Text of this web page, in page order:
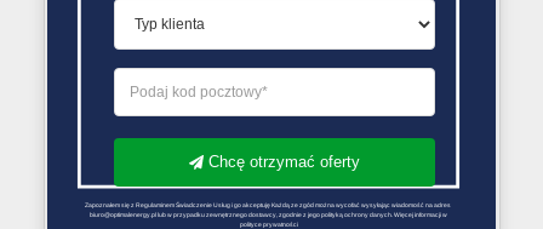
Chcę otrzymać oferty
Zapoznałem się z Regulaminem Świadczenie Usług i go akceptuję Każdą ze zgód można wycofać wysyłając wiadomość na adres
biuro@optimalenergy.pl lub w przypadku zewnętrznego dostawcy, zgodnie z jego polityką ochrony danych. Więcej informacji w
polityce prywatności